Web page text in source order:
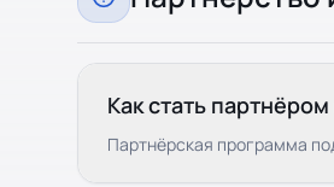
Как стать
Партнёрская программа